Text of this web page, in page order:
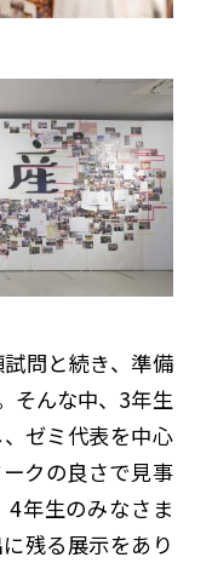
問と続き、準備
そんな中、3年生
ゼミ代表を中心
クの良さで見事
4年生のみなさま
残る展示をあり